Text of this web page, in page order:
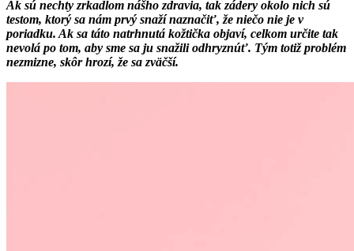
Ak sú nechty zrkadlom nášho zdravia, tak zádery okolo nich sú
testom, ktorý sa nám prvý snaží naznačiť, že niečo nie je v
poriadku. Ak sa táto natrhnutá kožtička objaví, celkom určite tak
nevolá po tom, aby sme sa ju snažili odhryznúť. Tým totiž problém
nezmizne, skôr hrozí, že sa zväčší.